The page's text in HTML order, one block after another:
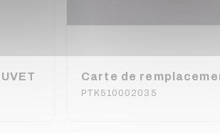
PTK510002035